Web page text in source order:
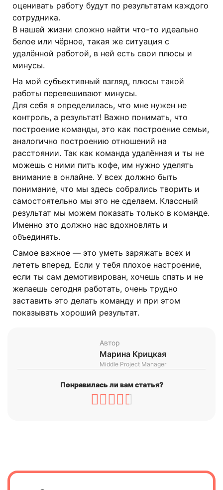
оценивать работу будут по результатам каждого
сотрудника.
В нашей жизни сложно найти что-то идеально
белое или чёрное, такая же ситуация с
удалённой работой, в ней есть свои плюсы и
минусы.
На мой субъективный взгляд, плюсы такой
работы перевешивают минусы.
Для себя я определилась, что мне нужен не
контроль, а результат! Важно понимать, что
построение команды, это как построение семьи,
аналогично построению отношений на
расстоянии. Так как команда удалённая и ты не
можешь с ними пить кофе, им нужно уделять
внимание в онлайне. У всех должно быть
понимание, что мы здесь собрались творить и
самостоятельно мы это не сделаем. Классный
результат мы можем показать только в команде.
Именно это должно нас вдохновлять и
объединять.
Самое важное — это уметь заряжать всех и
лететь вперед. Если у тебя плохое настроение,
если ты сам демотивирован, хочешь спать и не
желаешь сегодня работать, очень трудно
заставить это делать команду и при этом
показывать хороший результат.
Автор
Марина Крицкая
Middle Project Manager
Понравилась ли вам статья?